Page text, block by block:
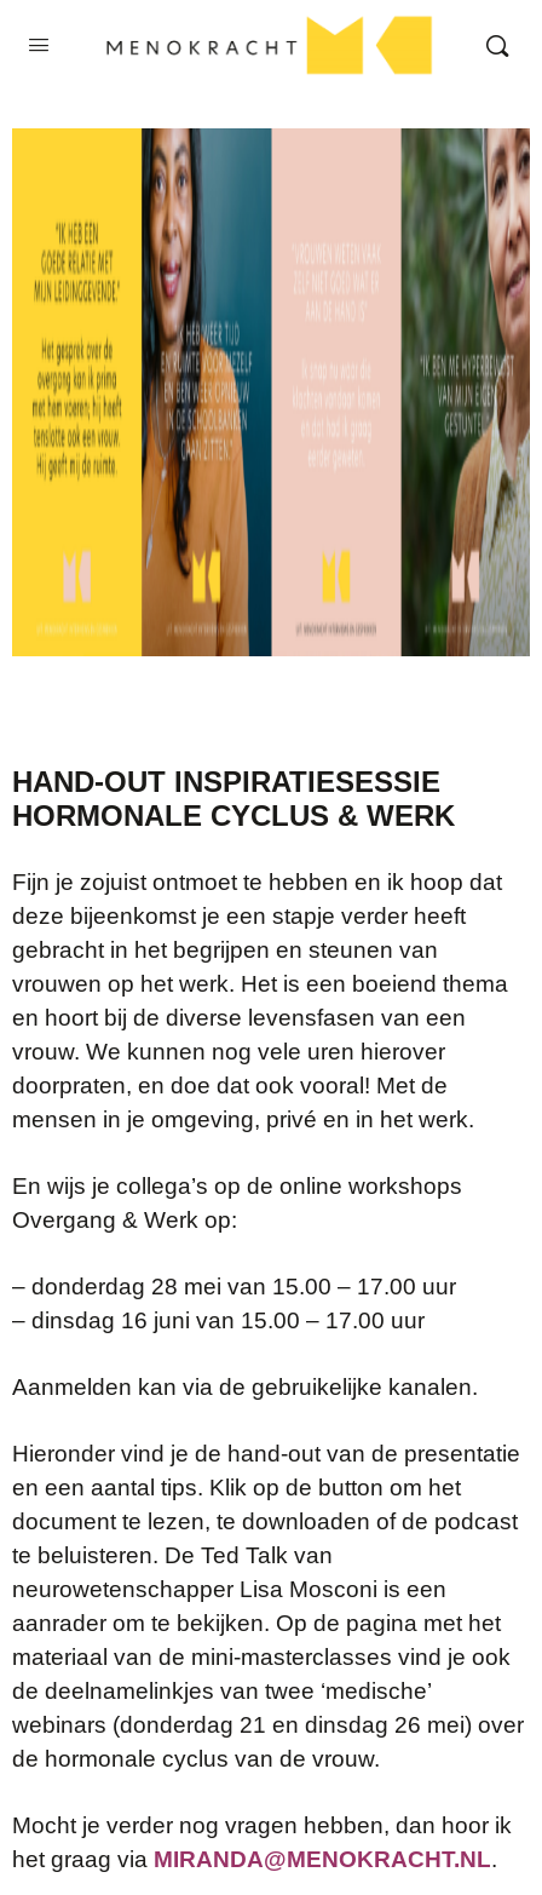
HAND-OUT INSPIRATIESESSIE
HORMONALE CYCLUS & WERK
Fijn je zojuist ontmoet te hebben en ik hoop dat
deze bijeenkomst je een stapje verder heeft
gebracht in het begrijpen en steunen van
vrouwen op het werk. Het is een boeiend thema
en hoort bij de diverse levensfasen van een
vrouw. We kunnen nog vele uren hierover
doorpraten, en doe dat ook vooral! Met de
mensen in je omgeving, privé en in het werk.
En wijs je collega’s op de online workshops
Overgang & Werk op:
– donderdag 28 mei van 15.00 – 17.00 uur
– dinsdag 16 juni van 15.00 – 17.00 uur
Aanmelden kan via de gebruikelijke kanalen.
Hieronder vind je de hand-out van de presentatie
en een aantal tips. Klik op de button om het
document te lezen, te downloaden of de podcast
te beluisteren. De Ted Talk van
neurowetenschapper Lisa Mosconi is een
aanrader om te bekijken. Op de pagina met het
materiaal van de mini-masterclasses vind je ook
de deelnamelinkjes van twee ‘medische’
webinars (donderdag 21 en dinsdag 26 mei) over
de hormonale cyclus van de vrouw.
Mocht je verder nog vragen hebben, dan hoor ik
het graag via MIRANDA@MENOKRACHT.NL.